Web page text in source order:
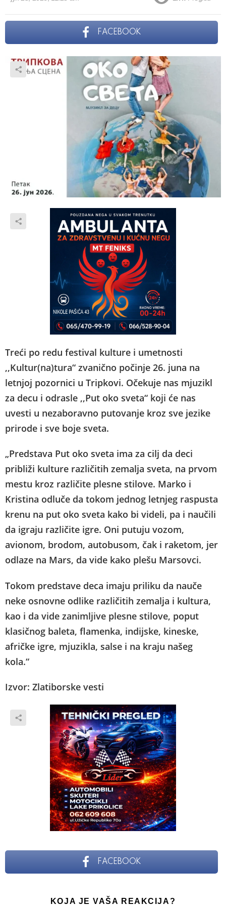
FACEBOOK
Treći po redu festival kulture i umetnosti
,,Kultur(na)tura“ zvanično počinje 26. juna na
letnjoj pozornici u Tripkovi. Očekuje nas mjuzikl
za decu i odrasle ,,Put oko sveta“ koji će nas
uvesti u nezaboravno putovanje kroz sve jezike
prirode i sve boje sveta.
„Predstava Put oko sveta ima za cilj da deci
približi kulture različitih zemalja sveta, na prvom
mestu kroz različite plesne stilove. Marko i
Kristina odluče da tokom jednog letnjeg raspusta
krenu na put oko sveta kako bi videli, pa i naučili
da igraju različite igre. Oni putuju vozom,
avionom, brodom, autobusom, čak i raketom, jer
odlaze na Mars, da vide kako plešu Marsovci.
Tokom predstave deca imaju priliku da nauče
neke osnovne odlike različitih zemalja i kultura,
kao i da vide zanimljive plesne stilove, poput
klasičnog baleta, flamenka, indijske, kineske,
afričke igre, mjuzikla, salse i na kraju našeg
kola.“
Izvor: Zlatiborske vesti
FACEBOOK
KOJA JE VAŠA REAKCIJA?